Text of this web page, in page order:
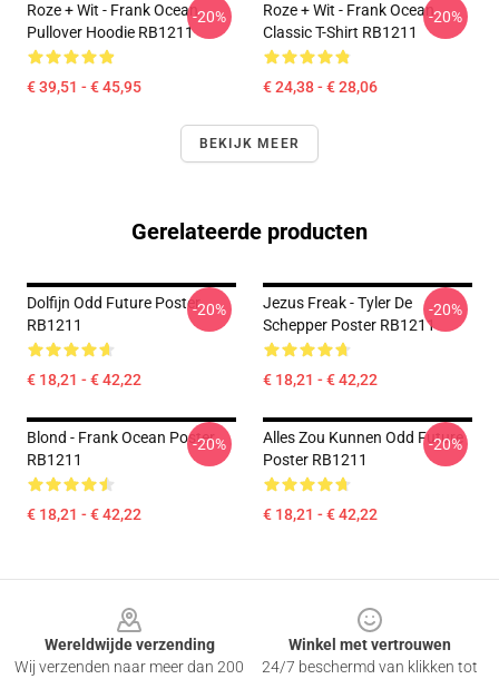
Roze + Wit - Frank Ocean
Pullover Hoodie RB1211
€ 39,51 - € 45,95
-20%
Roze + Wit - Frank Ocean
Classic T-Shirt RB1211
€ 24,38 - € 28,06
-20%
BEKIJK MEER
Gerelateerde producten
Dolfijn Odd Future Poster
RB1211
€ 18,21 - € 42,22
-20%
Jezus Freak - Tyler De
Schepper Poster RB1211
€ 18,21 - € 42,22
-20%
Blond - Frank Ocean Poster
RB1211
€ 18,21 - € 42,22
-20%
Alles Zou Kunnen Odd Future
Poster RB1211
€ 18,21 - € 42,22
-20%
Wereldwijde verzending
Wij verzenden naar meer dan 200
Winkel met vertrouwen
24/7 beschermd van klikken tot